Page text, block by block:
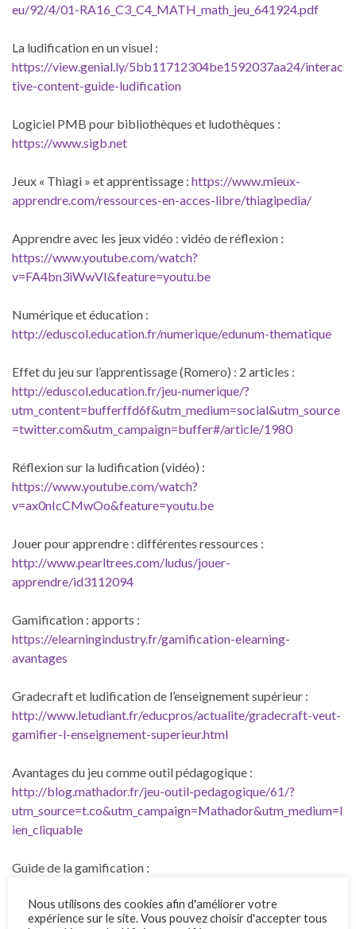
eu/92/4/01-RA16_C3_C4_MATH_math_jeu_641924.pdf
La ludification en un visuel :
https://view.genial.ly/5bb11712304be1592037aa24/interac
tive-content-guide-ludification
Logiciel PMB pour bibliothèques et ludothèques :
https://www.sigb.net
Jeux « Thiagi » et apprentissage : https://www.mieux-
apprendre.com/ressources-en-acces-libre/thiagipedia/
Apprendre avec les jeux vidéo : vidéo de réflexion :
https://www.youtube.com/watch?
v=FA4bn3iWwVI&feature=youtu.be
Numérique et éducation :
http://eduscol.education.fr/numerique/edunum-thematique
Effet du jeu sur l’apprentissage (Romero) : 2 articles :
http://eduscol.education.fr/jeu-numerique/?
utm_content=bufferffd6f&utm_medium=social&utm_source
=twitter.com&utm_campaign=buffer#/article/1980
Réflexion sur la ludification (vidéo) :
https://www.youtube.com/watch?
v=ax0nIcCMwOo&feature=youtu.be
Jouer pour apprendre : différentes ressources :
http://www.pearltrees.com/ludus/jouer-
apprendre/id3112094
Gamification : apports :
https://elearningindustry.fr/gamification-elearning-
avantages
Gradecraft et ludification de l’enseignement supérieur :
http://www.letudiant.fr/educpros/actualite/gradecraft-veut-
gamifier-l-enseignement-superieur.html
Avantages du jeu comme outil pédagogique :
http://blog.mathador.fr/jeu-outil-pedagogique/61/?
utm_source=t.co&utm_campaign=Mathador&utm_medium=l
ien_cliquable
Guide de la gamification :
gamification/;http://digital-learning-academy.com/petit-
guide-de-gamification/
Nous utilisons des cookies afin d'améliorer votre
expérience sur le site. Vous pouvez choisir d'accepter tous